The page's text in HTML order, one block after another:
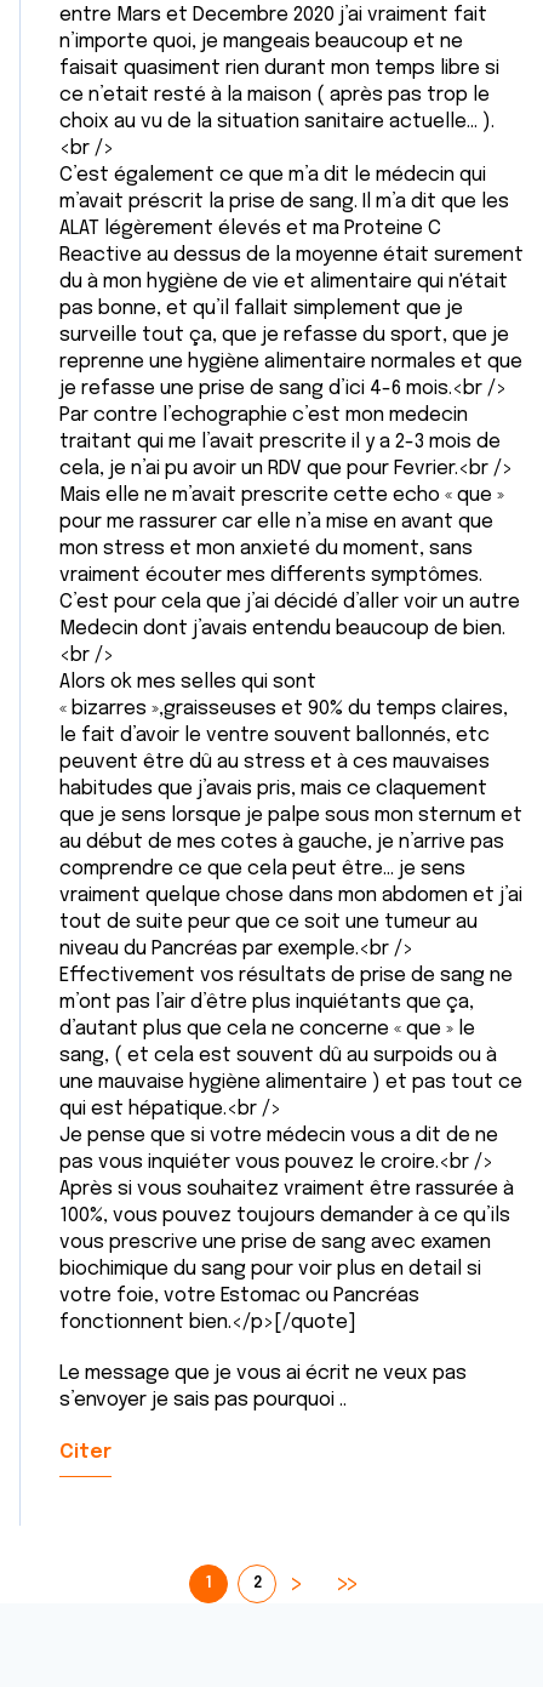
entre Mars et Decembre 2020 j’ai vraiment fait
n’importe quoi, je mangeais beaucoup et ne
faisait quasiment rien durant mon temps libre si
ce n’etait resté à la maison ( après pas trop le
choix au vu de la situation sanitaire actuelle... ).
<br />
C’est également ce que m’a dit le médecin qui
m’avait préscrit la prise de sang. Il m’a dit que les
ALAT légèrement élevés et ma Proteine C
Reactive au dessus de la moyenne était surement
du à mon hygiène de vie et alimentaire qui n'était
pas bonne, et qu’il fallait simplement que je
surveille tout ça, que je refasse du sport, que je
reprenne une hygiène alimentaire normales et que
je refasse une prise de sang d’ici 4-6 mois.<br />
Par contre l’echographie c’est mon medecin
traitant qui me l’avait prescrite il y a 2-3 mois de
cela, je n’ai pu avoir un RDV que pour Fevrier.<br />
Mais elle ne m’avait prescrite cette echo « que »
pour me rassurer car elle n’a mise en avant que
mon stress et mon anxieté du moment, sans
vraiment écouter mes differents symptômes.
C’est pour cela que j’ai décidé d’aller voir un autre
Medecin dont j’avais entendu beaucoup de bien.
<br />
Alors ok mes selles qui sont
« bizarres »,graisseuses et 90% du temps claires,
le fait d’avoir le ventre souvent ballonnés, etc
peuvent être dû au stress et à ces mauvaises
habitudes que j’avais pris, mais ce claquement
que je sens lorsque je palpe sous mon sternum et
au début de mes cotes à gauche, je n’arrive pas
comprendre ce que cela peut être... je sens
vraiment quelque chose dans mon abdomen et j’ai
tout de suite peur que ce soit une tumeur au
niveau du Pancréas par exemple.<br />
Effectivement vos résultats de prise de sang ne
m’ont pas l’air d’être plus inquiétants que ça,
d’autant plus que cela ne concerne « que » le
sang, ( et cela est souvent dû au surpoids ou à
une mauvaise hygiène alimentaire ) et pas tout ce
qui est hépatique.<br />
Je pense que si votre médecin vous a dit de ne
pas vous inquiéter vous pouvez le croire.<br />
Après si vous souhaitez vraiment être rassurée à
100%, vous pouvez toujours demander à ce qu’ils
vous prescrive une prise de sang avec examen
biochimique du sang pour voir plus en detail si
votre foie, votre Estomac ou Pancréas
fonctionnent bien.</p>[/quote]
Le message que je vous ai écrit ne veux pas
s’envoyer je sais pas pourquoi ..
Citer
1 2